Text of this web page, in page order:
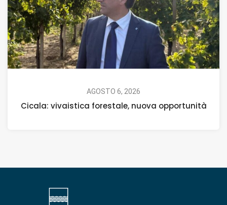
AGOSTO 6, 2026
Cicala: vivaistica forestale, nuova opportunità